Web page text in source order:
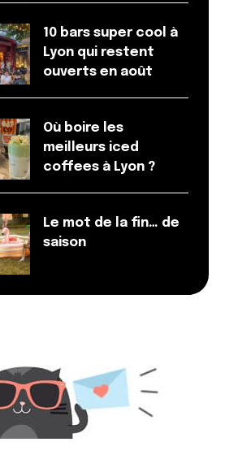
10 bars super cool à
Lyon qui restent
ouverts en août
Où boire les
meilleurs iced
coffees à Lyon ?
Le mot de la fin… de
saison